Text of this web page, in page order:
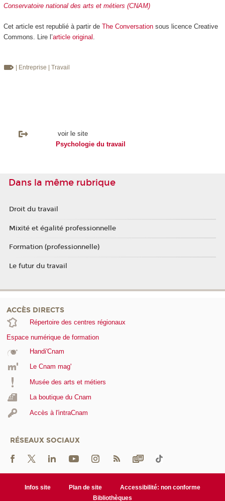
Conservatoire national des arts et métiers (CNAM)
Cet article est republié à partir de The Conversationsous licence Creative
Commons. Lire l’article original
| Entreprise | Travail
voir le site
Psychologie du travail
Dans la même rubrique
Droit du travail
Mixité et égalité professionnelle
Formation (professionnelle)
Le futur du travail
ACCÈS DIRECTS
Répertoire des centres régionaux
Espace numérique de formation
Handi'Cnam
Le Cnam mag'
Musée des arts et métiers
La boutique du Cnam
Accès à l'intraCnam
RÉSEAUX SOCIAUX
Infos site Plan de site
Accessibilité: non conforme
Bibliothèques